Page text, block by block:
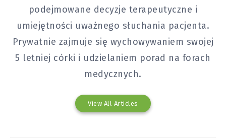
podejmowane decyzje terapeutyczne i
umiejętności uważnego słuchania pacjenta.
Prywatnie zajmuje się wychowywaniem swojej
5 letniej córki i udzielaniem porad na forach
medycznych.
View All Articles